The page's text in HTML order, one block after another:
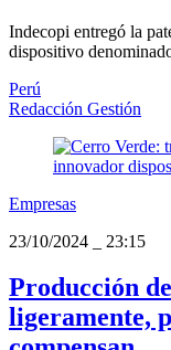
Indecopi entregó la
dispositivo
Perú
Redacción Gestión
Empresas
23/10/2024
23:15
Producción
ligeramente,